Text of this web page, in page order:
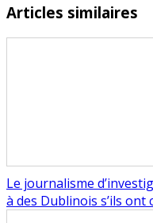
Articles similaires
Le journalisme
à des Dublinois s’ils ont